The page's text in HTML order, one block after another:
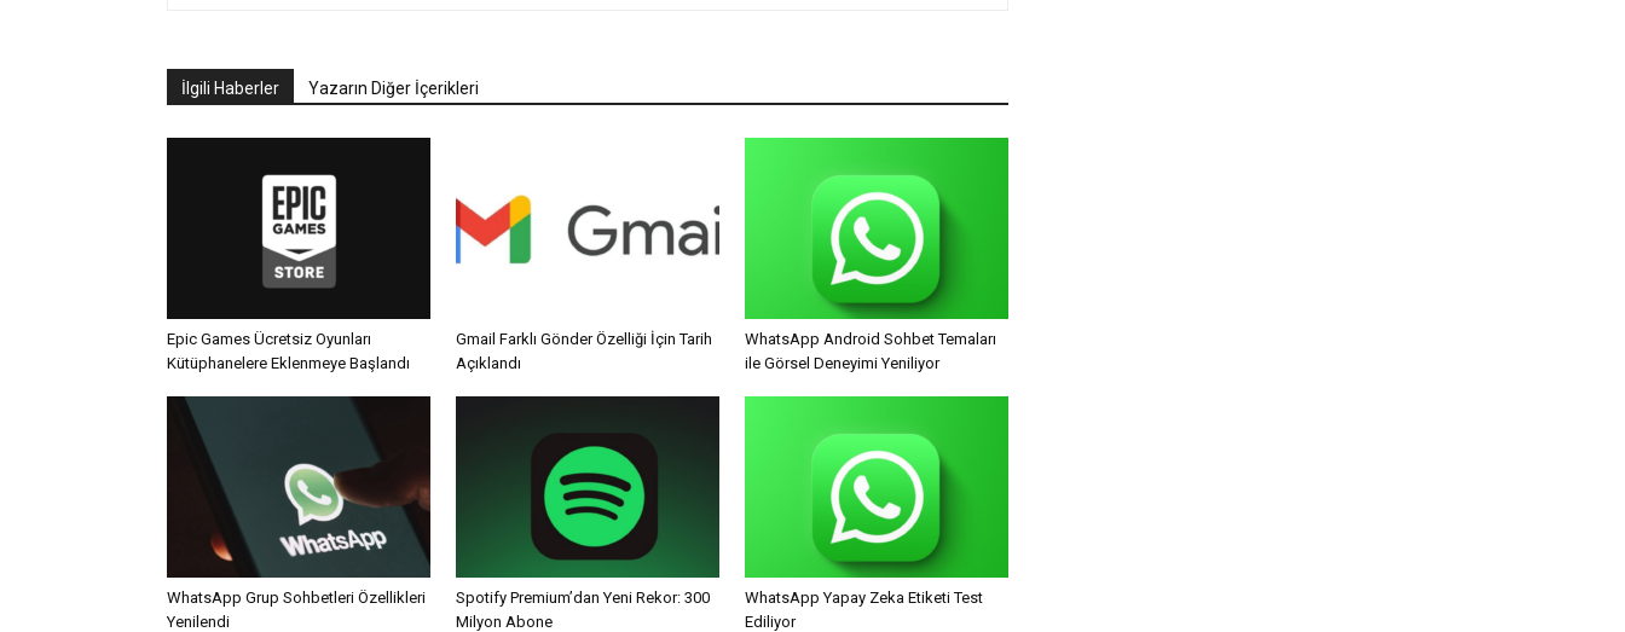
İlgili Haberler Yazarın Diğer İçerikleri
Epic Games Ücretsiz Oyunları
Kütüphanelere Eklenmeye Başlandı
Gmail Farklı Gönder Özelliği İçin Tarih
Açıklandı
WhatsApp Android Sohbet Temaları
ile Görsel Deneyimi Yeniliyor
WhatsApp Grup Sohbetleri Özellikleri
Yenilendi
Spotify Premium’dan Yeni Rekor: 300
Milyon Abone
WhatsApp Yapay Zeka Etiketi Test
Ediliyor